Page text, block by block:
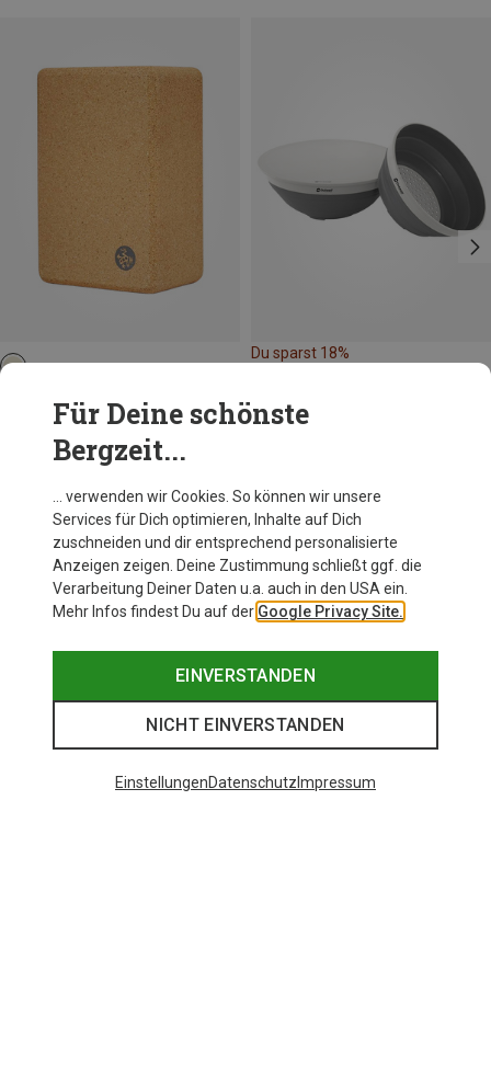
Manduka
Kork Yogablock
Du sparst 18%
Andere Kunden kauften auch
Für Deine schönste
Bergzeit...
… verwenden wir Cookies. So können wir unsere
Services für Dich optimieren, Inhalte auf Dich
zuschneiden und dir entsprechend personalisierte
Anzeigen zeigen. Deine Zustimmung schließt ggf. die
Verarbeitung Deiner Daten u.a. auch in den USA ein.
Mehr Infos findest Du auf der Google Privacy Site.
EINVERSTANDEN
NICHT EINVERSTANDEN
EinstellungenDatenschutz Impressum